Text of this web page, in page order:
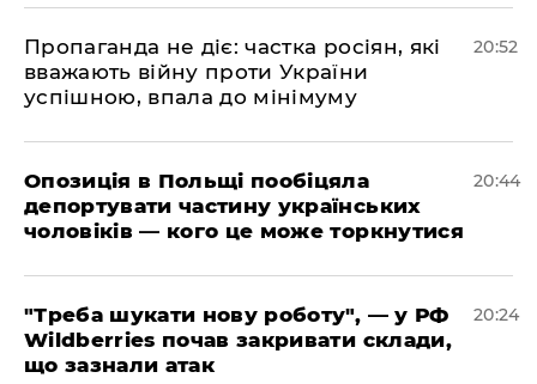
​Пропаганда не діє: частка росіян, які
вважають війну проти України
успішною, впала до мінімуму
20:52
​Опозиція в Польщі пообіцяла
депортувати частину українських
чоловіків — кого це може торкнутися
20:44
​"Треба шукати нову роботу", — у РФ
Wildberries почав закривати склади,
що зазнали атак
20:24